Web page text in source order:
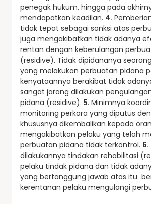
penegak hukum, hingga pada
mendapatkan keadilan. 4.
tidak tepat sebagai sanksi atas
juga mengakibatkan tidak adanya
rentan dengan keberulangan
(residive). Tidak dipidananya
yang melakukan perbuatan pidana
kenyataannya berakibat tidak
sangat jarang dilakukan
pidana (residive). 5. Minimnya
monitoring perkara yang diputus
khususnya dikembalikan kepada
mengakibatkan pelaku yang telah
perbuatan pidana tidak terkontrol. 6.
dilakukannya tindakan rehabilitasi
pelaku tindak pidana dan tidak
yang bertanggung jawab atas itu
kerentanan pelaku mengulangi